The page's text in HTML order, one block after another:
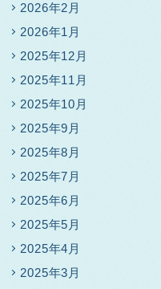
2026年2月
2026年1月
2025年12月
2025年11月
2025年10月
2025年9月
2025年8月
2025年7月
2025年6月
2025年5月
2025年4月
2025年3月